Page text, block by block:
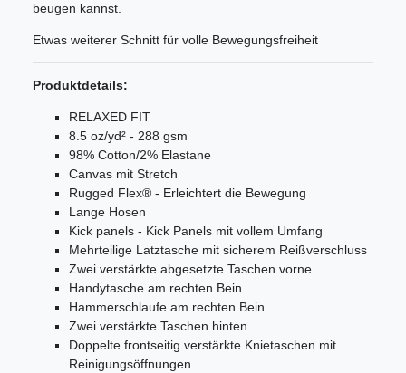
beugen kannst.
Etwas weiterer Schnitt für volle Bewegungsfreiheit
Produktdetails:
RELAXED FIT
8.5 oz/yd² - 288 gsm
98% Cotton/2% Elastane
Canvas mit Stretch
Rugged Flex® - Erleichtert die Bewegung
Lange Hosen
Kick panels - Kick Panels mit vollem Umfang
Mehrteilige Latztasche mit sicherem Reißverschluss
Zwei verstärkte abgesetzte Taschen vorne
Handytasche am rechten Bein
Hammerschlaufe am rechten Bein
Zwei verstärkte Taschen hinten
Doppelte frontseitig verstärkte Knietaschen mit
Reinigungsöffnungen